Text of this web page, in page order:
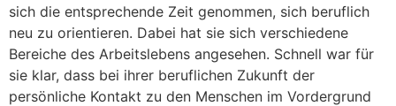
sich die entsprechende Zeit genommen, sich beruflich
neu zu orientieren. Dabei hat sie sich verschiedene
Bereiche des Arbeitslebens angesehen. Schnell war für
sie klar, dass bei ihrer beruflichen Zukunft der
persönliche Kontakt zu den Menschen im Vordergrund